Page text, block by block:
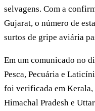
selvagens. Com a
Gujarat, o número de
surtos de gripe aviária
Em um comunicado no
Pesca, Pecuária e
foi verificada em Kerala,
Himachal Pradesh e